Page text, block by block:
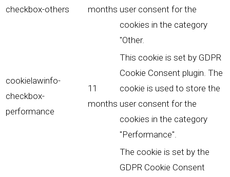
checkbox-others
months user consent for the
cookies in the category
"Other.
cookielawinfo-
checkbox-
performance
11
months
This cookie is set by GDPR
Cookie Consent plugin. The
cookie is used to store the
user consent for the
cookies in the category
"Performance".
The cookie is set by the
GDPR Cookie Consent